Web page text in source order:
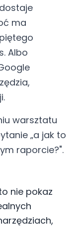
ma
Albo
warsztatu
„a jak to
raporcie?".
nie pokaz